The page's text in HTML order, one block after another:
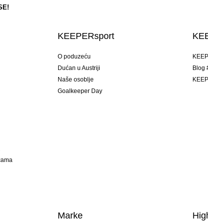
KEEPERsport
O poduzeću
Dućan u Austriji
Naše osoblje
Goalkeeper Day
Blog
Marke